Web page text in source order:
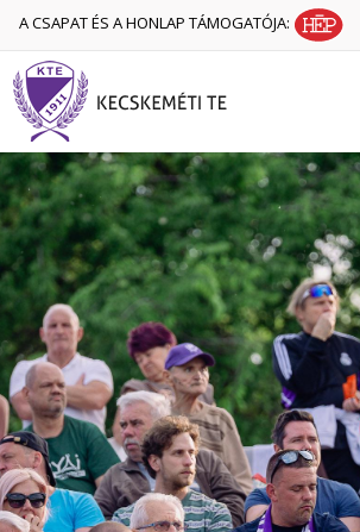
A CSAPAT ÉS A HONLAP TÁMOGATÓJA: